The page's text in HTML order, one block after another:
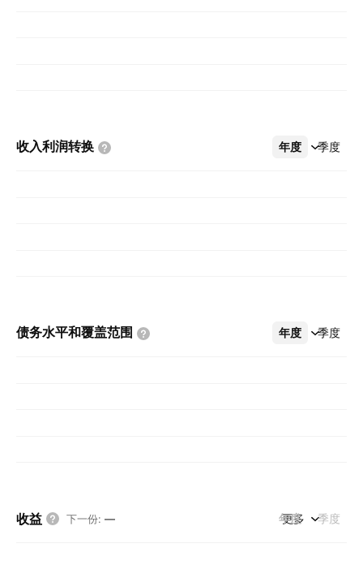
收入利润转换 年度 季度
更多
债务水平和覆盖范围 年度 季度
更多
收益 下一份: — 年度 季度
更多